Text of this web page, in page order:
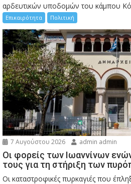
αρδευτικών υποδομών του κάμπου
Επικαιρότητα Πολιτική
7 Αυγούστου 2026 admin admin
Οι φορείς των Ιωαννίνων
τους για τη στήριξη των
Οι καταστροφικές πυρκαγιές που